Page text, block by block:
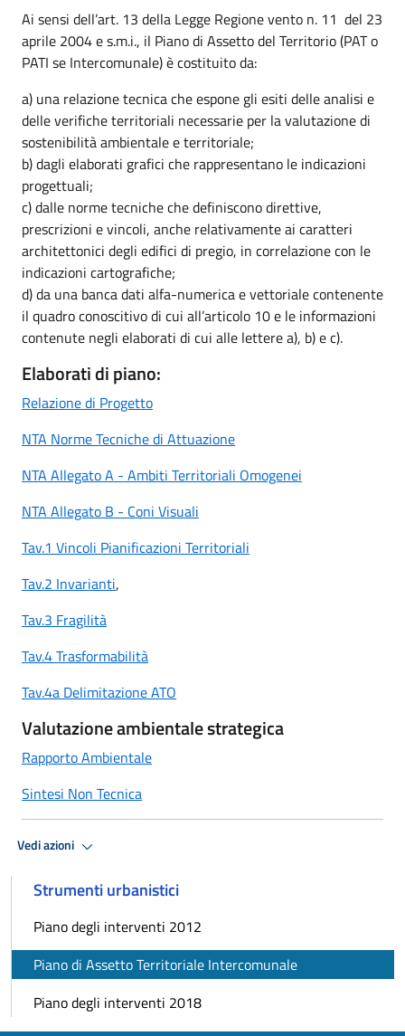
Ai sensi dell’art. 13 della Legge Regione vento n. 11 del 23
aprile 2004 e s.m.i., il Piano di Assetto del Territorio (PAT o
PATI se Intercomunale) è costituito da:
a) una relazione tecnica che espone gli esiti delle analisi e
delle verifiche territoriali necessarie per la valutazione di
sostenibilità ambientale e territoriale;
b) dagli elaborati grafici che rappresentano le indicazioni
progettuali;
c) dalle norme tecniche che definiscono direttive,
prescrizioni e vincoli, anche relativamente ai caratteri
architettonici degli edifici di pregio, in correlazione con le
indicazioni cartografiche;
d) da una banca dati alfa-numerica e vettoriale contenente
il quadro conoscitivo di cui all’articolo 10 e le informazioni
contenute negli elaborati di cui alle lettere a), b) e c).
Elaborati di piano:
Relazione di Progetto
NTA Norme Tecniche di Attuazione
NTA Allegato A - Ambiti Territoriali Omogenei
NTA Allegato B - Coni Visuali
Tav.1 Vincoli Pianificazioni Territoriali
Tav.2 Invarianti,
Tav.3 Fragilità
Tav.4 Trasformabilità
Tav.4a Delimitazione ATO
Valutazione ambientale strategica
Rapporto Ambientale
Sintesi Non Tecnica
Vedi azioni
Strumenti urbanistici
Piano degli interventi 2012
Piano di Assetto Territoriale Intercomunale
Piano degli interventi 2018